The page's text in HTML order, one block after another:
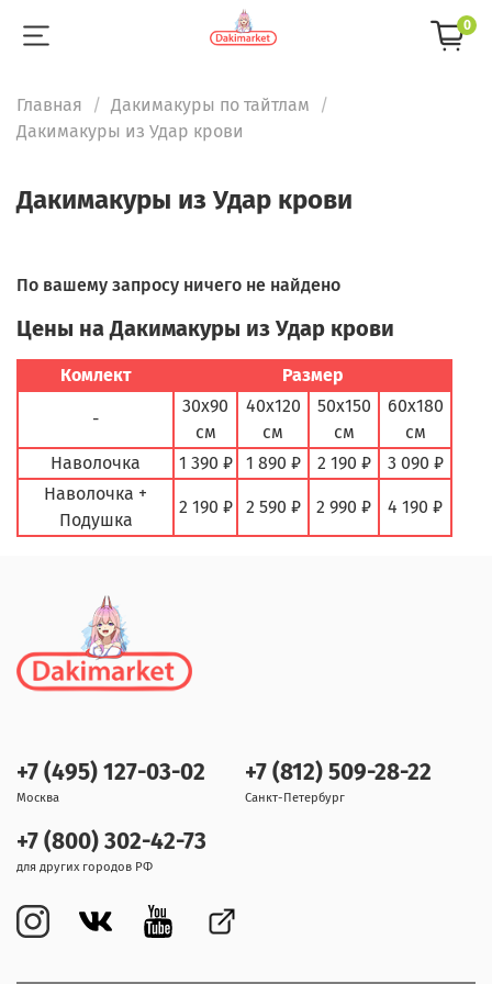
0
Главная
Дакимакуры по тайтлам
Дакимакуры из Удар крови
Дакимакуры из Удар крови
По вашему запросу ничего не найдено
Цены на Дакимакуры из Удар крови
Комлект Размер
-
30х90
см
40х120
см
50х150
см
60х180
см
Наволочка
1 390 ₽ 1 890 ₽ 2 190 ₽
3 090 ₽
Наволочка +
Подушка
2 190 ₽ 2 590 ₽ 2 990 ₽ 4 190 ₽
+7 (495) 127-03-02
Москва
+7 (812) 509-28-22
Санкт-Петербург
+7 (800) 302-42-73
для других городов РФ